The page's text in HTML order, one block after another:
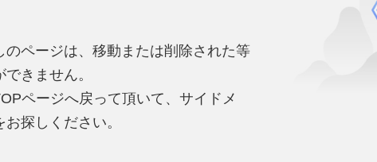
ページは、移動または削除された等
きません。
ページへ戻って頂いて、サイドメ
探しください。